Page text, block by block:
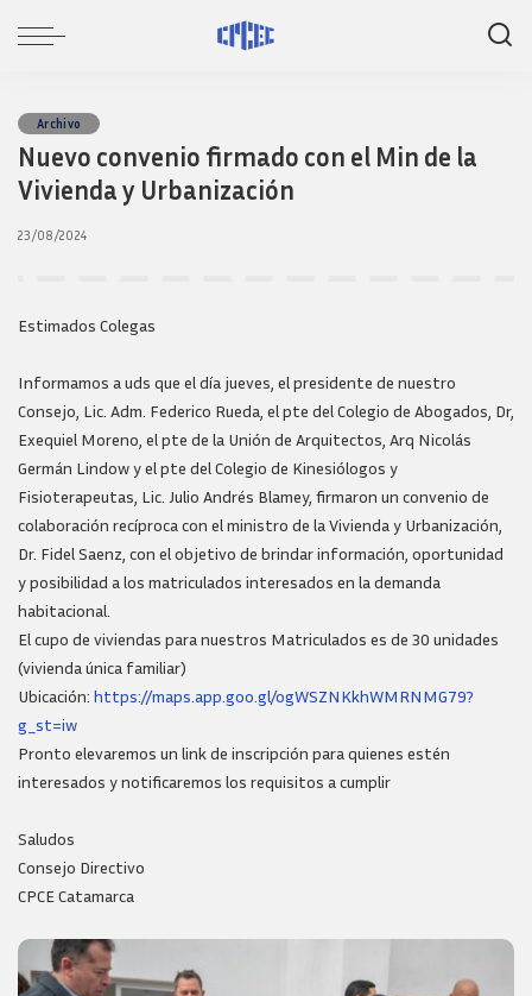
Archivo
Nuevo convenio firmado con el Min de la
Vivienda y Urbanización
23/08/2024
Estimados Colegas
Informamos a uds que el día jueves, el presidente de nuestro
Consejo, Lic. Adm. Federico Rueda, el pte del Colegio de Abogados, Dr,
Exequiel Moreno, el pte de la Unión de Arquitectos, Arq Nicolás
Germán Lindow y el pte del Colegio de Kinesiólogos y
Fisioterapeutas, Lic. Julio Andrés Blamey, firmaron un convenio de
colaboración recíproca con el ministro de la Vivienda y Urbanización,
Dr. Fidel Saenz, con el objetivo de brindar información, oportunidad
y posibilidad a los matriculados interesados en la demanda
habitacional.
El cupo de viviendas para nuestros Matriculados es de 30 unidades
(vivienda única familiar)
Ubicación: https://maps.app.goo.gl/ogWSZNKkhWMRNMG79?
g_st=iw
Pronto elevaremos un link de inscripción para quienes estén
interesados y notificaremos los requisitos a cumplir
Saludos
Consejo Directivo
CPCE Catamarca